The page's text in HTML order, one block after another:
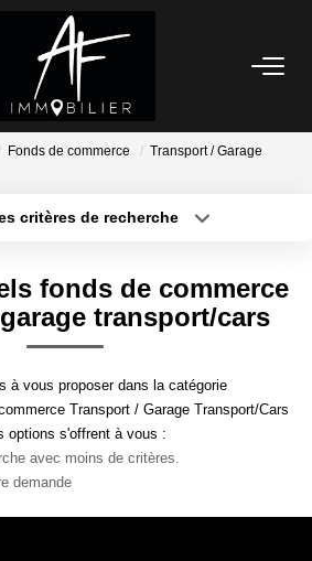
ACHETER
AGENCE
Qui Sommes Nous
Notre Équipe
Nos Services
Nous Rejoindre
Fonds de commerce
Transport / Garage
critères de recherche
Plus de critères
fonds de commerce
transport/cars
à vous proposer dans la catégorie
Transport / Garage Transport/Cars
options s'offrent à vous :
avec moins de critères.
demande